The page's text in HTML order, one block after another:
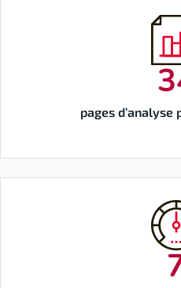
pages d’analyse